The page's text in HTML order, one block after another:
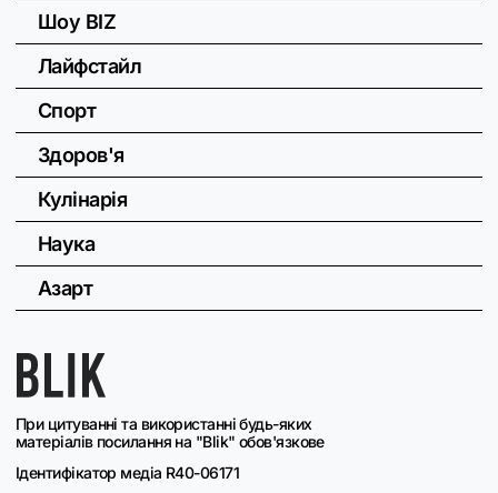
При цитуванні та використанні будь-яких
матеріалів посилання на "Blik" обов'язкове
Ідентифікатор медіа R40-06171
Шоу BIZ
Лайфстайл
Спорт
Здоров'я
Кулінарія
Наука
Азарт